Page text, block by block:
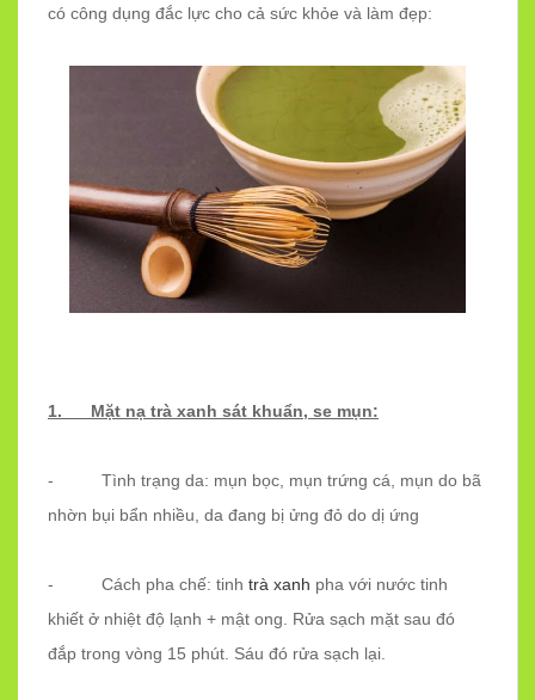
có công dụng đắc lực cho cả sức khỏe và làm đẹp:
1. Mặt nạ trà xanh sát khuẩn, se mụn:
- Tình trạng da: mụn bọc, mụn trứng cá, mụn do bã
nhờn bụi bẩn nhiều, da đang bị ửng đỏ do dị ứng
- Cách pha chế: tinh trà xanh pha với nước tinh
khiết ở nhiệt độ lạnh + mật ong. Rửa sạch mặt sau đó
đắp trong vòng 15 phút. Sáu đó rửa sạch lại.